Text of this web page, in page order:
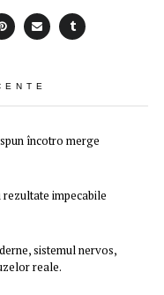
încotro merge
impecabile
sistemul nervos,
reale.